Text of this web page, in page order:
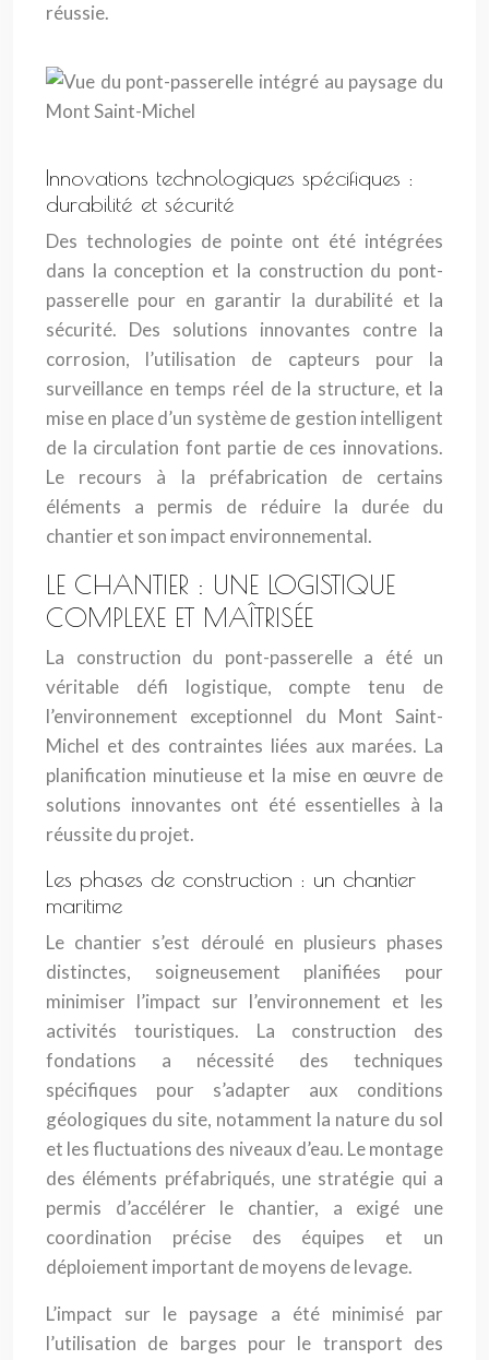
réussie.
Innovations technologiques spécifiques :
durabilité et sécurité
Des technologies de pointe ont été intégrées
dans la conception et la construction du pont-
passerelle pour en garantir la durabilité et la
sécurité. Des solutions innovantes contre la
corrosion, l’utilisation de capteurs pour la
surveillance en temps réel de la structure, et la
mise en place d’un système de gestion intelligent
de la circulation font partie de ces innovations.
Le recours à la préfabrication de certains
éléments a permis de réduire la durée du
chantier et son impact environnemental.
LE CHANTIER : UNE LOGISTIQUE
COMPLEXE ET MAÎTRISÉE
La construction du pont-passerelle a été un
véritable défi logistique, compte tenu de
l’environnement exceptionnel du Mont Saint-
Michel et des contraintes liées aux marées. La
planification minutieuse et la mise en œuvre de
solutions innovantes ont été essentielles à la
réussite du projet.
Les phases de construction : un chantier
maritime
Le chantier s’est déroulé en plusieurs phases
distinctes, soigneusement planifiées pour
minimiser l’impact sur l’environnement et les
activités touristiques. La construction des
fondations a nécessité des techniques
spécifiques pour s’adapter aux conditions
géologiques du site, notamment la nature du sol
et les fluctuations des niveaux d’eau. Le montage
des éléments préfabriqués, une stratégie qui a
permis d’accélérer le chantier, a exigé une
coordination précise des équipes et un
déploiement important de moyens de levage.
L’impact sur le paysage a été minimisé par
l’utilisation de barges pour le transport des